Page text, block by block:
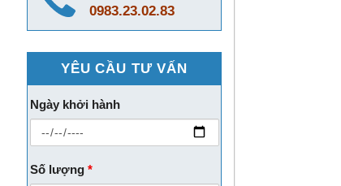
0983.23.02.83
YÊU CẦU TƯ VẤN
Ngày khởi hành
Số lượng *